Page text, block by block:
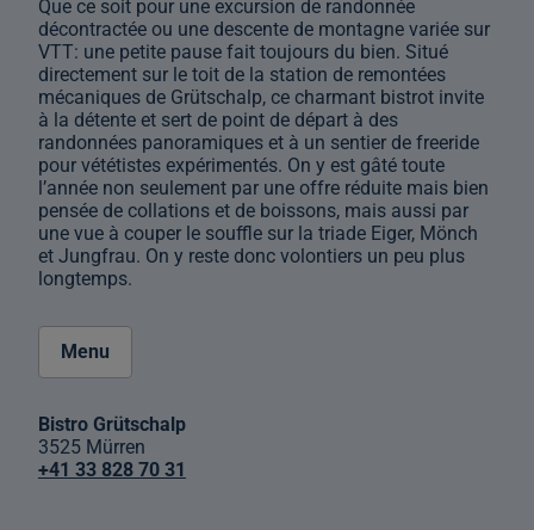
Que ce soit pour une excursion de randonnée
décontractée ou une descente de montagne variée sur
VTT: une petite pause fait toujours du bien. Situé
directement sur le toit de la station de remontées
mécaniques de Grütschalp, ce charmant bistrot invite
à la détente et sert de point de départ à des
randonnées panoramiques et à un sentier de freeride
pour vététistes expérimentés. On y est gâté toute
l’année non seulement par une offre réduite mais bien
pensée de collations et de boissons, mais aussi par
une vue à couper le souffle sur la triade Eiger, Mönch
et Jungfrau. On y reste donc volontiers un peu plus
longtemps.
Menu
Bistro Grütschalp
3525 Mürren
+41 33 828 70 31